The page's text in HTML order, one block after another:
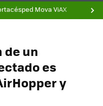
Mova ViAX
de un
es
y